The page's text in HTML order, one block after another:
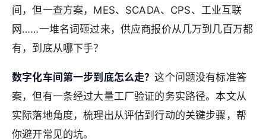
间，但一查方案，MES、SCADA、CPS、工业互联
网……一堆名词砸过来，供应商报价从几万到几百万都
有，到底从哪下手？
数字化车间第一步到底怎么走？这个问题没有标准答
案，但有一条经过大量工厂验证的务实路径。本文从
实际落地角度，梳理出从评估到行动的关键步骤，帮
你避开常见的坑。